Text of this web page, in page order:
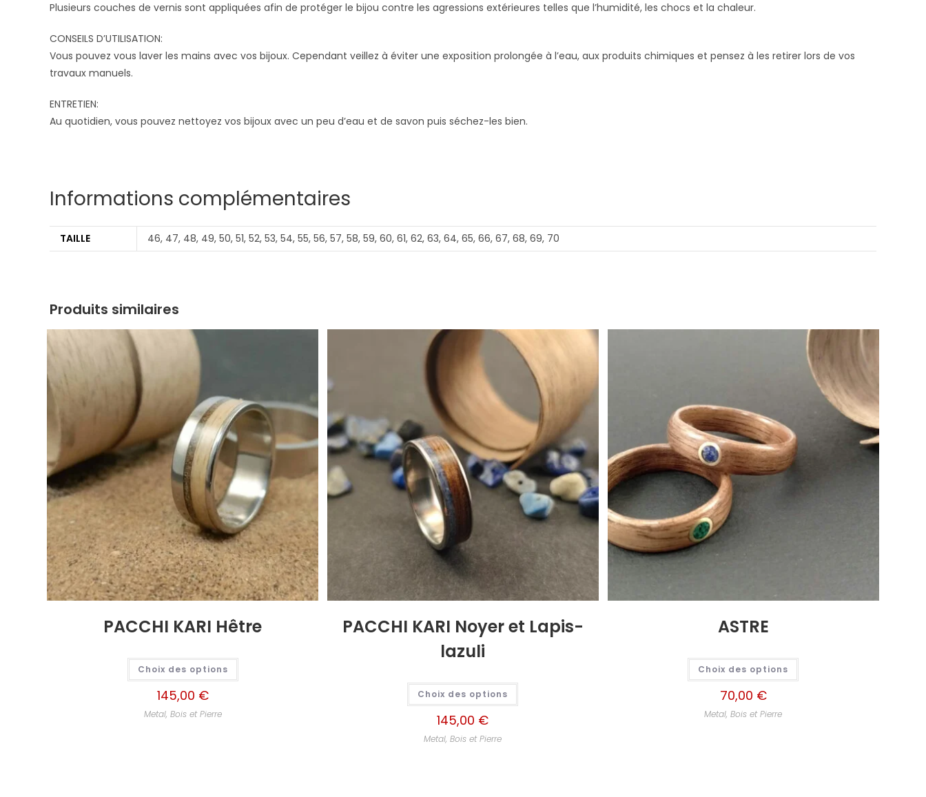
Plusieurs couches de vernis sont appliquées afin de protéger le bijou contre les agressions extérieures telles que l’humidité, les chocs et la chaleur.
CONSEILS D’UTILISATION:
Vous pouvez vous laver les mains avec vos bijoux. Cependant veillez à éviter une exposition prolongée à l’eau, aux produits chimiques et pensez à les retirer lors de vos
travaux manuels.
ENTRETIEN:
Au quotidien, vous pouvez nettoyez vos bijoux avec un peu d’eau et de savon puis séchez-les bien.
Informations complémentaires
TAILLE 46, 47, 48, 49, 50, 51, 52, 53, 54, 55, 56, 57, 58, 59, 60, 61, 62, 63, 64, 65, 66, 67, 68, 69, 70
Produits similaires
PACCHI KARI Hêtre
Choix des options
145,00 €
Metal, Bois et Pierre
PACCHI KARI Noyer et Lapis-
lazuli
Choix des options
145,00 €
Metal, Bois et Pierre
ASTRE
Choix des options
70,00 €
Metal, Bois et Pierre